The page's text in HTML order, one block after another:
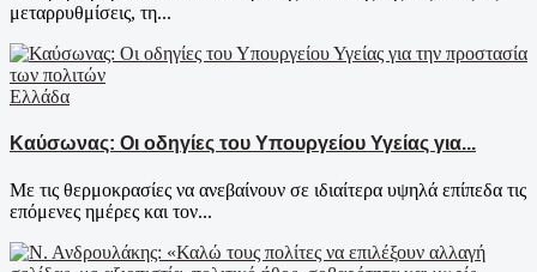
μεταρρυθμίσεις, τη...
Ελλάδα
Καύσωνας: Οι οδηγίες του Υπουργείου Υγείας για...
Με τις θερμοκρασίες να ανεβαίνουν σε ιδιαίτερα υψηλά επίπεδα τις
επόμενες ημέρες και τον...